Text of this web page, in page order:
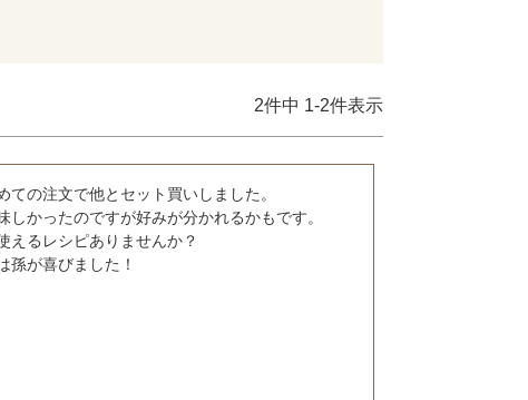
2件中 1-2件表示
の注文で他とセット買いしました。
しかったのですが好みが分かれるかもです。
るレシピありませんか？
孫が喜びました！